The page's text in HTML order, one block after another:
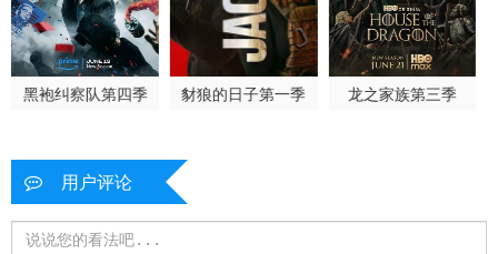
黑袍纠察队第四季 豺狼的日子第一季 龙之家族第三季
用户评论